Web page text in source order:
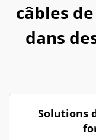
câbles
dans
Solutions